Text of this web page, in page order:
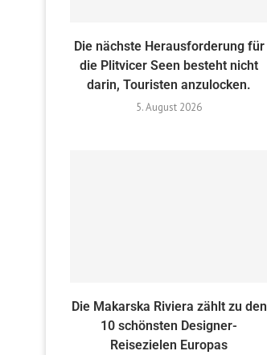
Die nächste Herausforderung für
die Plitvicer Seen besteht nicht
darin, Touristen anzulocken.
5. August 2026
Die Makarska Riviera zählt zu den
10 schönsten Designer-
Reisezielen Europas